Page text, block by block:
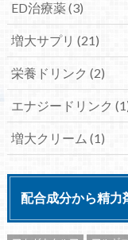
ED治療薬(3)
増大サプリ (21)
栄養ドリンク (2)
エナジードリンク
増大クリーム (1)
配合成分から精力